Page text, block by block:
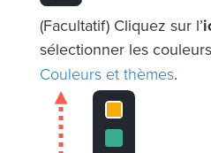
(Facultatif) Cliquez sur l’
sélectionner les
Couleurs et thèmes.